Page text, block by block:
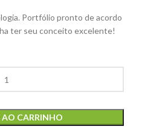
Portfólio pronto de acordo
ter seu conceito excelente!
CARRINHO